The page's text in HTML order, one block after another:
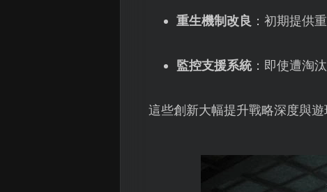
重生機制改良 ：初期提供
監控支援系統：即使遭淘
這些創新大幅提升戰略深度與